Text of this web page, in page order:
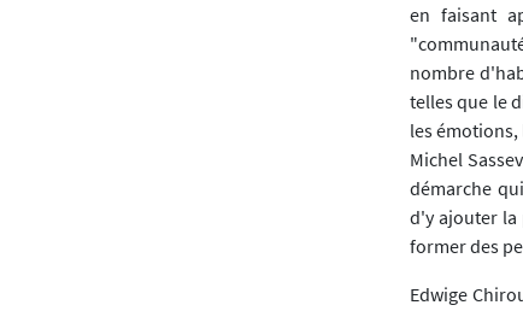
en faisant
nombre
telles que le
les
Michel
démarche
d'y ajouter la
former des
Edwige